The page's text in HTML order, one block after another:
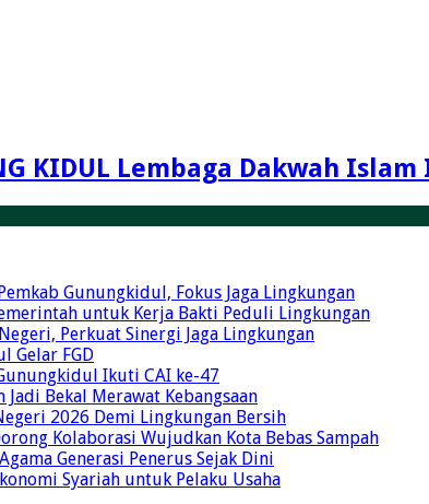
KIDUL Lembaga Dakwah
Gunungkidul, Fokus Jaga Lingkungan
untuk Kerja Bakti Peduli Lingkungan
Perkuat Sinergi Jaga Lingkungan
Gelar FGD
Ikuti CAI ke-47
Bekal Merawat Kebangsaan
2026 Demi Lingkungan Bersih
Kolaborasi Wujudkan Kota Bebas Sampah
Generasi Penerus Sejak Dini
Syariah untuk Pelaku Usaha